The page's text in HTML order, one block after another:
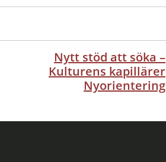
Nytt stöd att söka –
Kulturens kapillärer
Nyorientering